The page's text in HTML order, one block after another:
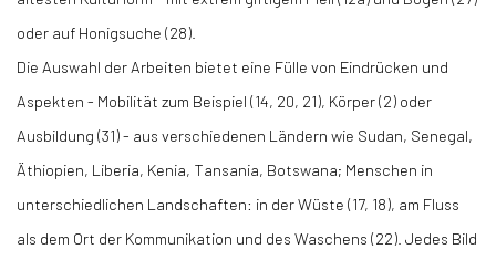
oder auf Honigsuche (28).
Die Auswahl der Arbeiten bietet eine Fülle von Eindrücken und
Aspekten - Mobilität zum Beispiel (14, 20, 21), Körper (2) oder
Ausbildung (31) - aus verschiedenen Ländern wie Sudan, Senegal,
Äthiopien, Liberia, Kenia, Tansania, Botswana; Menschen in
unterschiedlichen Landschaften: in der Wüste (17, 18), am Fluss
als dem Ort der Kommunikation und des Waschens (22). Jedes Bild